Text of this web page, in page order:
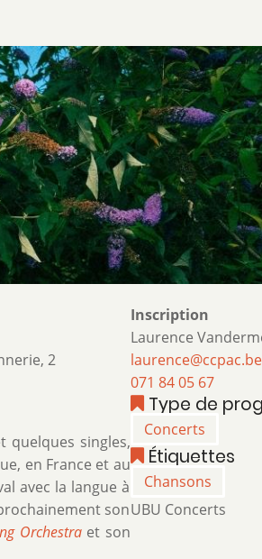
2
Inscription
Laurence
laurence@ccpac.be
071 84 05 67
quelques singles,
en France et au
avec la langue à
son
Orchestraet son
Type de
Concerts
Étiquettes
Chansons
UBU Concerts